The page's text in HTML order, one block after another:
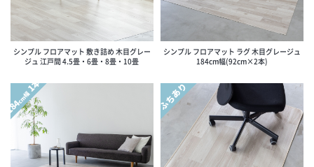
シンプル フロアマット 敷き詰め 木目グレー
ジュ 江戸間 4.5畳・6畳・8畳・10畳
シンプル フロアマット ラグ 木目グレージュ
184cm幅(92cm×2本)
184cm幅
1本 ふちあり